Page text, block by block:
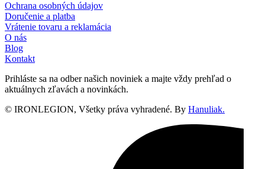
Ochrana osobných údajov
Doručenie a platba
Vrátenie tovaru a reklamácia
O nás
Blog
Kontakt
Prihláste sa na odber našich noviniek a majte vždy prehľad o
aktuálnych zľavách a novinkách.
© IRONLEGION, Všetky práva vyhradené. By Hanuliak.